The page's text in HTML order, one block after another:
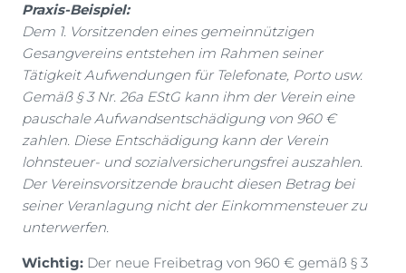
Praxis-Beispiel:
Dem 1. Vorsitzenden eines gemeinnützigen
Gesangvereins entstehen im Rahmen seiner
Tätigkeit Aufwendungen für Telefonate, Porto usw.
Gemäß § 3 Nr. 26a EStG kann ihm der Verein eine
pauschale Aufwandsentschädigung von 960 €
zahlen. Diese Entschädigung kann der Verein
lohnsteuer- und sozialversicherungsfrei auszahlen.
Der Vereinsvorsitzende braucht diesen Betrag bei
seiner Veranlagung nicht der Einkommensteuer zu
unterwerfen.
Wichtig: Der neue Freibetrag von 960 € gemäß § 3